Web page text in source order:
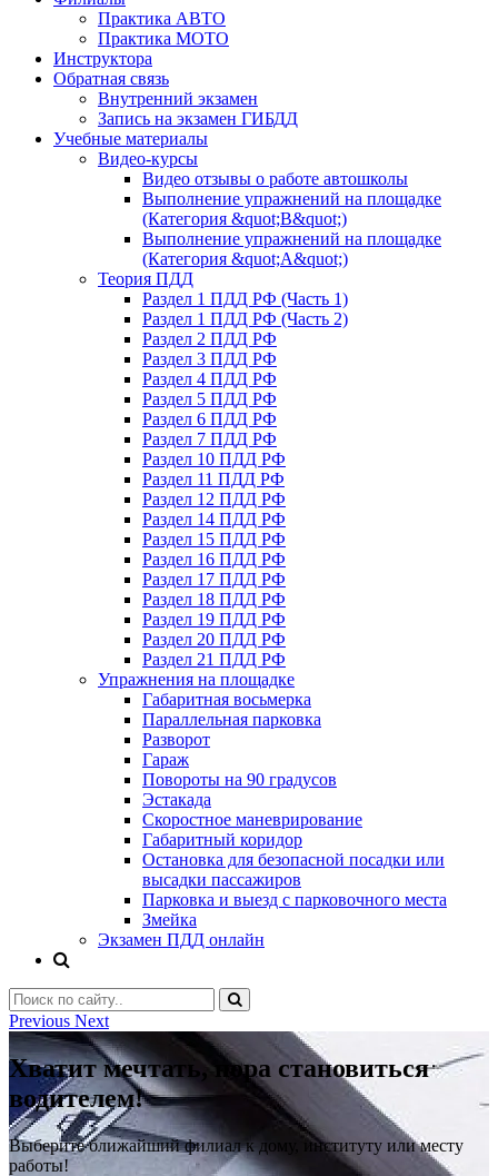
Практика АВТО
Практика МОТО
Инструктора
Обратная связь
Внутренний экзамен
Запись на экзамен ГИБДД
Учебные материалы
Видео-курсы
Видео отзывы о работе автошколы
Выполнение упражнений на площадке
(Категория &quot;В&quot;)
Выполнение упражнений на площадке
(Категория &quot;А&quot;)
Теория ПДД
Раздел 1 ПДД РФ (Часть 1)
Раздел 1 ПДД РФ (Часть 2)
Раздел 2 ПДД РФ
Раздел 3 ПДД РФ
Раздел 4 ПДД РФ
Раздел 5 ПДД РФ
Раздел 6 ПДД РФ
Раздел 7 ПДД РФ
Раздел 10 ПДД РФ
Раздел 11 ПДД РФ
Раздел 12 ПДД РФ
Раздел 14 ПДД РФ
Раздел 15 ПДД РФ
Раздел 16 ПДД РФ
Раздел 17 ПДД РФ
Раздел 18 ПДД РФ
Раздел 19 ПДД РФ
Раздел 20 ПДД РФ
Раздел 21 ПДД РФ
Упражнения на площадке
Габаритная восьмерка
Параллельная парковка
Разворот
Гараж
Повороты на 90 градусов
Эстакада
Скоростное маневрирование
Габаритный коридор
Остановка для безопасной посадки или
высадки пассажиров
Парковка и выезд с парковочного места
Змейка
Экзамен ПДД онлайн
Previous Next
Хватит мечтать, пора становиться
водителем!
Выберите ближайший филиал к дому, институту или месту
работы!